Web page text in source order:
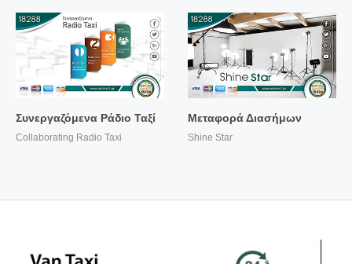
Περισσότερα...
Συνεργαζόμενα Ράδιο Ταξί
Collaborating Radio Taxi
Περισσότερα...
Μεταφορά Διασήμων
Shine Star